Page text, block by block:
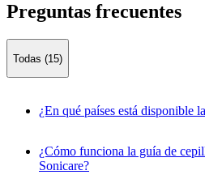
Preguntas frecuentes
Todas (15)
¿En qué países está disponible
¿Cómo funciona la guía de
Sonicare?